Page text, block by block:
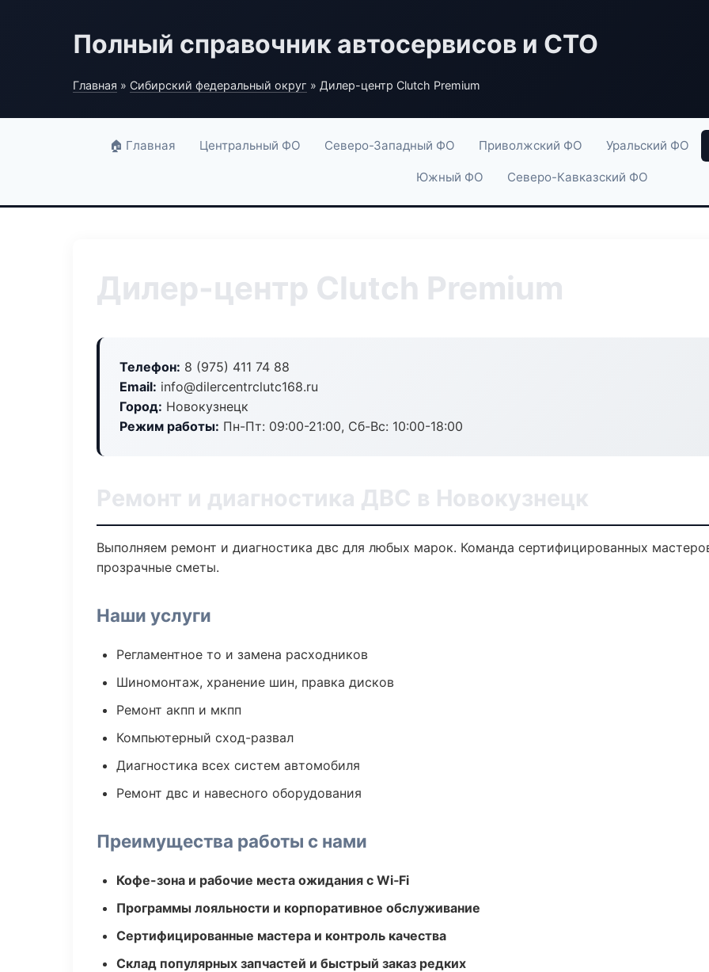
Полный справочник автосервисов и СТО
Главная » Сибирский федеральный округ » Дилер-центр Clutch Premium
🏠 Главная Центральный ФО Северо-Западный ФО Приволжский ФО Уральский ФО
Южный ФО Северо-Кавказский ФО
Дилер-центр Clutch Premium
Телефон: 8 (975) 411 74 88
Email: info@dilercentrclutc168.ru
Город: Новокузнецк
Режим работы: Пн-Пт: 09:00-21:00, Сб-Вс: 10:00-18:00
Ремонт и диагностика ДВС в Новокузнецк
Выполняем ремонт и диагностика двс для любых марок. Команда сертифицированных
прозрачные сметы.
Наши услуги
Регламентное то и замена расходников
Шиномонтаж, хранение шин, правка дисков
Ремонт акпп и мкпп
Компьютерный сход-развал
Диагностика всех систем автомобиля
Ремонт двс и навесного оборудования
Преимущества работы с нами
Кофе-зона и рабочие места ожидания с Wi‑Fi
Программы лояльности и корпоративное обслуживание
Сертифицированные мастера и контроль качества
Склад популярных запчастей и быстрый заказ редких